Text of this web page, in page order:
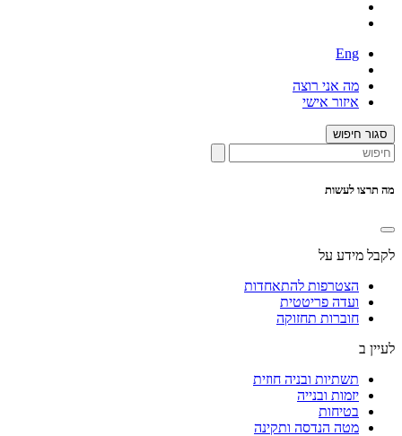
Eng
מה אני רוצה
איזור אישי
סגור חיפוש
מה תרצו לעשות
לקבל מידע על
הצטרפות להתאחדות
ועדה פריטטית
חוברות תחזוקה
לעיין ב
תשתיות ובניה חוזית
יזמות ובנייה
בטיחות
מטה הנדסה ותקינה